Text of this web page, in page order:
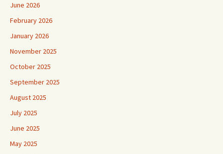
June 2026
February 2026
January 2026
November 2025
October 2025
September 2025
August 2025
July 2025
June 2025
May 2025